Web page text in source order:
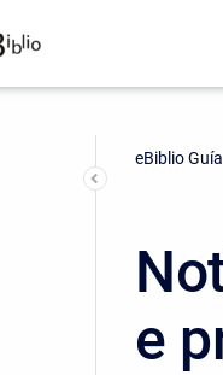
eBiblio
e